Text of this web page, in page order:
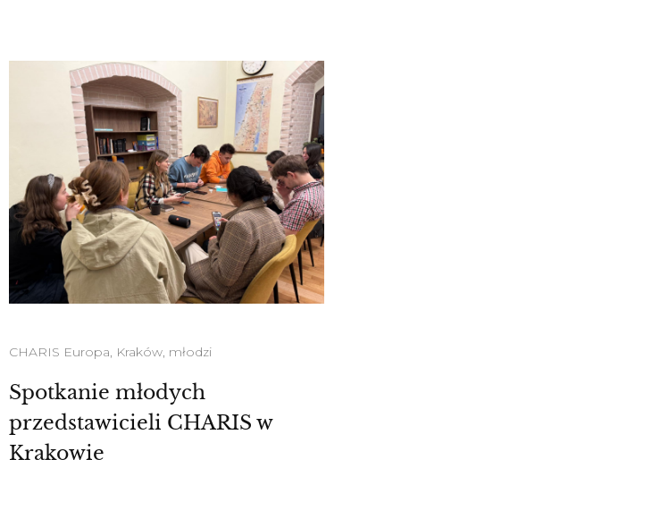
CHARIS Europa, Kraków, młodzi
Spotkanie młodych
przedstawicieli CHARIS w
Krakowie